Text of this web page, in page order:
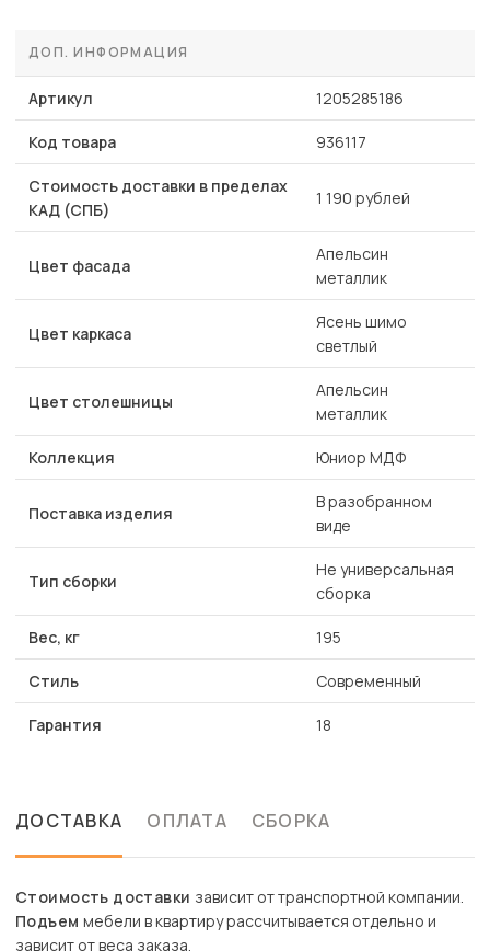
ДОП. ИНФОРМАЦИЯ
Артикул 1205285186
Код товара 936117
Стоимость доставки в пределах
КАД (СПБ)
1 190 рублей
Цвет фасада
Апельсин
металлик
Цвет каркаса
Ясень шимо
светлый
Цвет столешницы
Апельсин
металлик
Коллекция Юниор МДФ
Поставка изделия
В разобранном
виде
Тип сборки
Не универсальная
сборка
Вес, кг 195
Стиль Современный
Гарантия 18
ДОСТАВКА ОПЛАТА СБОРКА
Стоимость доставки зависит от транспортной компании.
Подъем мебели в квартиру рассчитывается отдельно и
зависит от веса заказа.